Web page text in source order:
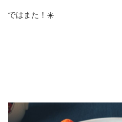
ではまた！☀️